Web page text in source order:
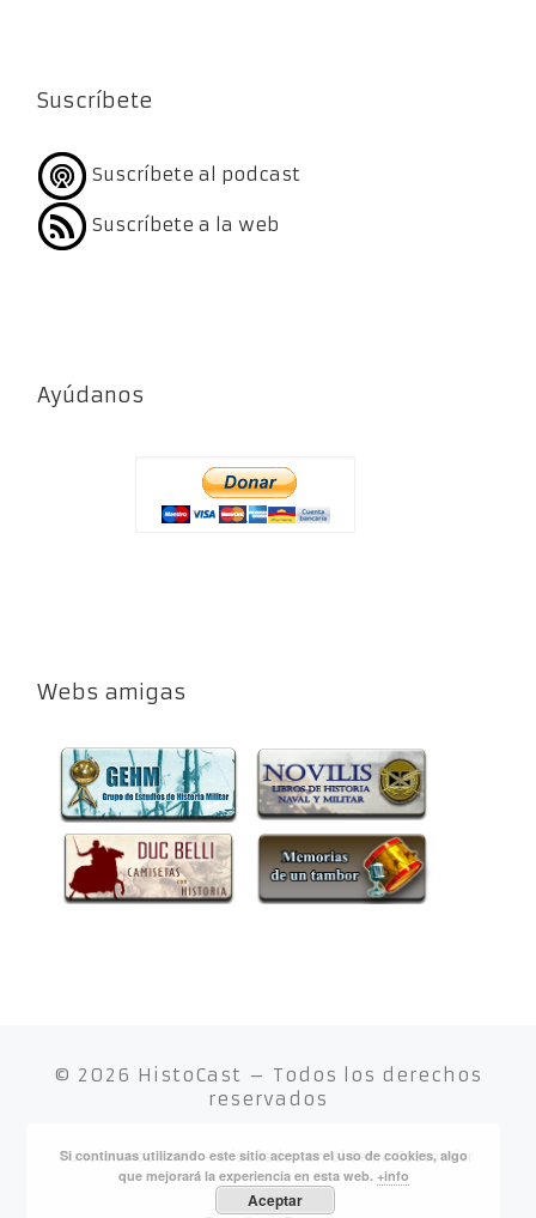
Suscríbete
Suscríbete al podcast
Suscríbete a la web
Ayúdanos
Webs amigas
© 2026 HistoCast – Todos los derechos
reservados
Funciona conWP– Diseñado con elTema Customizr
Si continuas utilizando este sitio aceptas el uso de cookies, algo
que mejorará la experiencia en esta web. +info
Aceptar